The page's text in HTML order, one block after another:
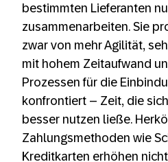
bestimmten Lieferanten
zusammenarbeiten. Sie
zwar von mehr Agilität,
mit hohem Zeitaufwand
Prozessen für die
konfrontiert – Zeit, die
besser nutzen ließe.
Zahlungsmethoden wie
Kreditkarten erhöhen